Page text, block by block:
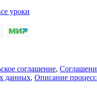
уроки
соглашение,
данных, Описание